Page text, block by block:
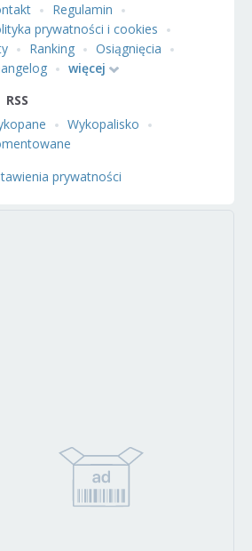
Regulamin
prywatności i cookies
Ranking
Osiągnięcia
więcej
RSS
Wykopalisko
prywatności